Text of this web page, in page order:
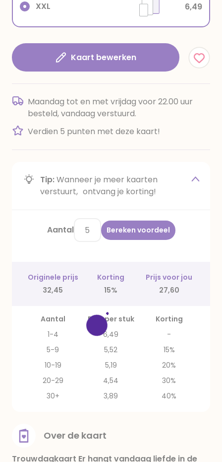
XXL 6,49
Kaart bewerken
Maandag tot en met vrijdag voor 22.00 uur
besteld, vandaag verstuurd.
Verdien 5 punten met deze kaart!
Tip:Wanneer je meer kaarten
verstuurt, ontvang je korting!
Aantal Bereken voordeel
Originele prijs Korting
Prijs voor jou
32,45
15% 27,60
Aantal Prijs per stuk
Korting
1-4
6,49
-
5-9
5,52
15%
10-19
5,19
20%
20-29
4,54
30%
30+
3,89 40%
Over de kaart
Trouwdagkaart Er hangt vandaag liefde in de